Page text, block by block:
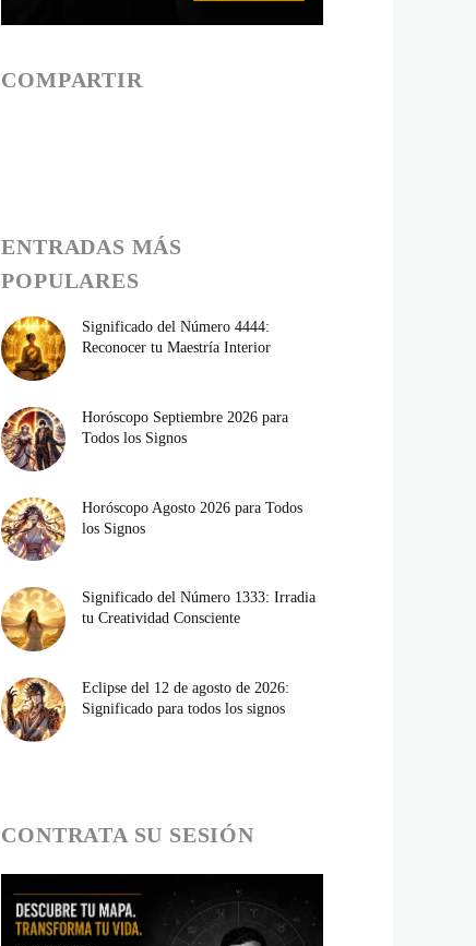
COMPARTIR
ENTRADAS MÁS
POPULARES
Significado del Número 4444:
Reconocer tu Maestría Interior
Horóscopo Septiembre 2026 para
Todos los Signos
Horóscopo Agosto 2026 para Todos
los Signos
Significado del Número 1333: Irradia
tu Creatividad Consciente
Eclipse del 12 de agosto de 2026:
Significado para todos los signos
CONTRATA SU SESIÓN